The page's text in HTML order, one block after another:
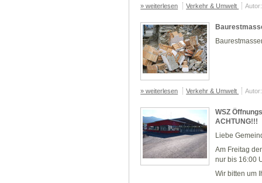
» weiterlesen Verkehr & Umwelt
» weiterlesen Verkehr & Umwelt
WSZ
ACHTUNG!!!
Liebe
Am Freitag
nur bis 16:00
Wir bitten um